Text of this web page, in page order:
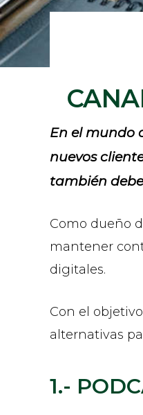
En el mundo
nuevos
también
Como dueño
mantener
digitales.
Con el
alternativas
1.-